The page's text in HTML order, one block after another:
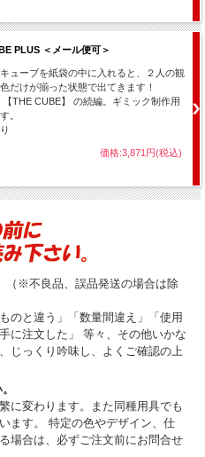
PLUS ＜メール便可＞
ューブを紙袋の中に入れると、２人の観
だけが揃った状態で出てきます！
THE CUBE】 の続編。ギミック制作用
。
価格:3,871円(税込)
（※不良品、誤品発送の場合は除
のと違う」「数量間違え」「使用
に注文した」 等々、その他いかな
じっくり吟味し、よくご確認の上
に変わります。また同種用具でも
ます。 特定の色やデザイン、仕
場合は、必ずご注文前にお問合せ